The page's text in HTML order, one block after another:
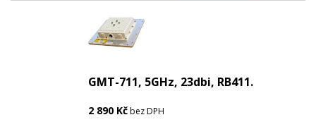
GMT-711, 5GHz, 23dbi, RB411.
2 890 Kčbez DPH